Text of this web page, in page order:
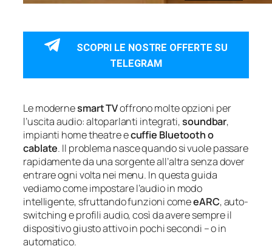
SCOPRI LE NOSTRE OFFERTE SU
TELEGRAM
Le modernesmart TVoffrono molte opzioni per
l’uscita audio: altoparlanti integrati,soundbar,
impianti home theatre ecuffie Bluetooth o
cablate. Il problema nasce quando si vuole passare
rapidamente da una sorgente all’altra senza dover
entrare ogni volta nei menu. In questa guida
vediamo come impostare l’audio in modo
intelligente, sfruttando funzioni comeeARC, auto-
switching e profili audio, così da avere sempre il
dispositivo giusto attivo in pochi secondi – o in
automatico.